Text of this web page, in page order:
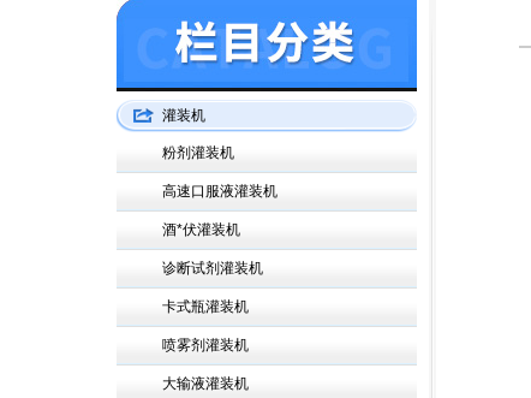
灌装机
粉剂灌装机
高速口服液灌装机
酒*伏灌装机
诊断试剂灌装机
卡式瓶灌装机
喷雾剂灌装机
大输液灌装机